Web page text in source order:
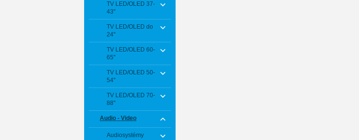
TV LED/OLED 37-
43''
TV LED/OLED do
24''
TV LED/OLED 60-
65''
TV LED/OLED 50-
54''
TV LED/OLED 70-
88''
Audio - Video
Audiosystémy